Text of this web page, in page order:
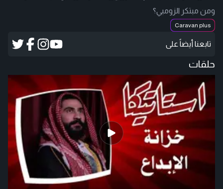
ومن مبتكر الزومبي؟
Caravan plus
تابعنا أيضاً على
حلقات